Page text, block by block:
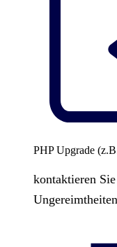
PHP Upgrade
kontaktieren